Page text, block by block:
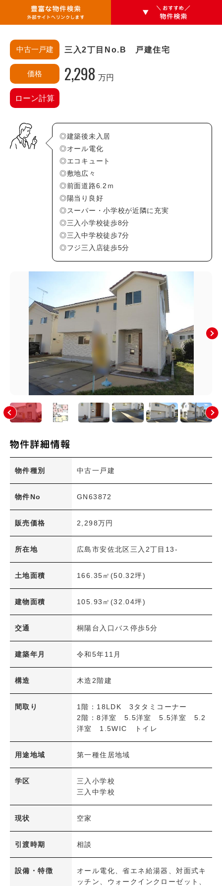
エリアから探す
あ行・か行
相田(3)
大塚西(0)
大塚東(0)
大町東(0) 上安(3)
上安町(0) 川内(4)
ま行
や行
広島市(安佐南区以外)
その他のエリア
絞り込み条件
価格
土地面積
〜
建物面積
〜
1R・1K～1LDK
その他
交通機関
アストラムライン
学区
小学校
中古一戸建 三入2丁目No.B 戸建住宅
価格 2,298 万円
ローン計算
◎建築後未入居
◎オール電化
◎エコキュート
◎敷地広々
◎前面道路6.2ｍ
◎陽当り良好
◎スーパー・小学校が近隣に充実
◎三入小学校徒歩8分
◎三入中学校徒歩7分
◎フジ三入店徒歩5分
物件種別 中古一戸建
物件No GN63872
販売価格 2,298万円
所在地 広島市安佐北区三入2丁目13-
土地面積 166.35㎡(50.32坪)
建物面積 105.93㎡(32.04坪)
交通 桐陽台入口バス停歩5分
建築年月 令和5年11月
構造 木造2階建
間取り
1階：18LDK 3タタミコーナー
2階：8洋室 5.5洋室 5.5洋室 5.2
洋室 1.5WIC トイレ
用途地域 第一種住居地域
学区
三入小学校
三入中学校
現状 空家
引渡時期 相談
設備・特徴
オール電化、省エネ給湯器、対面式キ
ッチン、ウォークインクローゼット、